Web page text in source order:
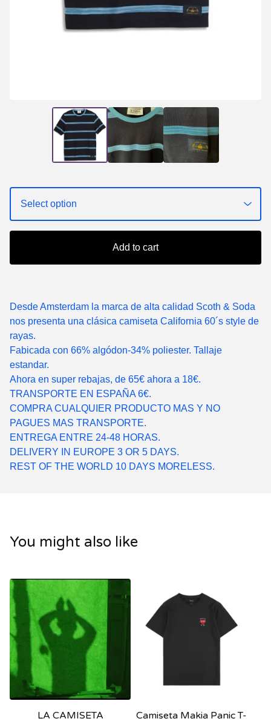
Add to cart
Desde Amsterdam la marca de alta calidad Scoth & Soda
nos presenta una clásica camiseta California 60´s style de
rayas.
Fabicada con 66% algódon-34% poliester. Tallaje
estandar.
Ahora en super rebajas, de 65€ ahora a 18€.
TRANSPORTE EN ESPAÑA 6€.
COMPRA CUALQUIER PRODUCTO MAS Y NO
PAGUES MAS TRANSPORTE.
ENTREGA ENTRE 24-48 HORAS.
DELIVERY IN EUROPE 3 OR 5 DAYS.
REST OF THE WORLD 10 DAYS MORELESS.
You might also like
LA CAMISETA
Camiseta Makia Panic T-